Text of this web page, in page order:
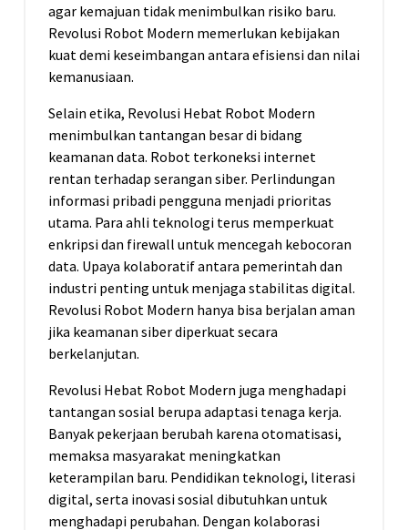
agar kemajuan tidak menimbulkan risiko baru.
Revolusi Robot Modern memerlukan kebijakan
kuat demi keseimbangan antara efisiensi dan nilai
kemanusiaan.
Selain etika, Revolusi Hebat Robot Modern
menimbulkan tantangan besar di bidang
keamanan data. Robot terkoneksi internet
rentan terhadap serangan siber. Perlindungan
informasi pribadi pengguna menjadi prioritas
utama. Para ahli teknologi terus memperkuat
enkripsi dan firewall untuk mencegah kebocoran
data. Upaya kolaboratif antara pemerintah dan
industri penting untuk menjaga stabilitas digital.
Revolusi Robot Modern hanya bisa berjalan aman
jika keamanan siber diperkuat secara
berkelanjutan.
Revolusi Hebat Robot Modern juga menghadapi
tantangan sosial berupa adaptasi tenaga kerja.
Banyak pekerjaan berubah karena otomatisasi,
memaksa masyarakat meningkatkan
keterampilan baru. Pendidikan teknologi, literasi
digital, serta inovasi sosial dibutuhkan untuk
menghadapi perubahan. Dengan kolaborasi